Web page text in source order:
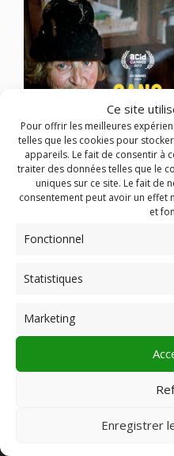
Ce site
Pour offrir les meilleures
telles que les cookies pour
appareils. Le fait de consentir à
traiter des données telles que le
uniques sur ce site. Le fait de
consentement peut avoir un effet
et
Fonctionnel
Statistiques
Marketing
Enregistrer
Pôle 22 bis impasse